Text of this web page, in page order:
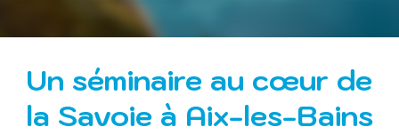
Un séminaire au cœur de
la Savoie à Aix-les-Bains